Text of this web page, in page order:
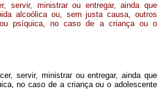
servir, ministrar ou entregar, ainda que
alcoólica ou, sem justa causa, outros
ou psíquica, no caso de a criança ou o
servir, ministrar ou entregar, ainda que
no caso de a criança ou o adolescente